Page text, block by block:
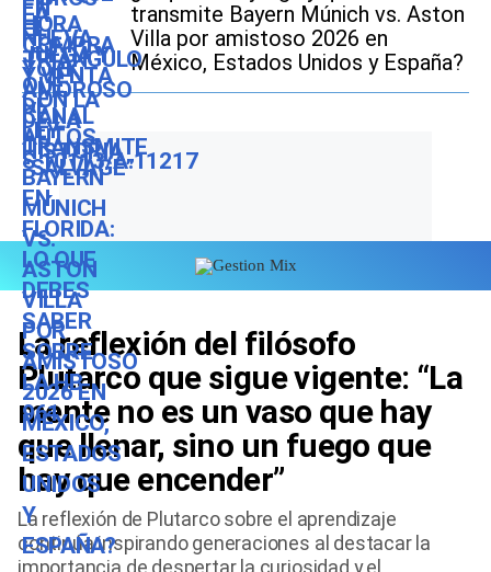
transmite Bayern Múnich vs. Aston
Villa por amistoso 2026 en
México, Estados Unidos y España?